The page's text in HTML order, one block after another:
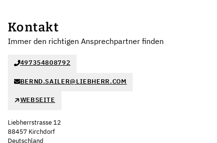
Kontakt
Immer den richtigen Ansprechpartner finden
497354808792
BERND.SAILER@LIEBHERR.COM
WEBSEITE
Liebherrstrasse 12
88457 Kirchdorf
Deutschland